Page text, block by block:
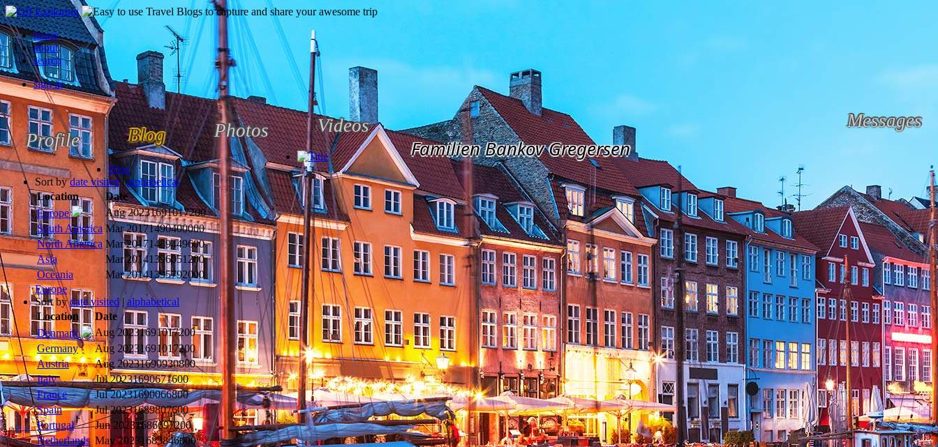
home
about
search
sign in
Profile Blog Photos Videos Messages
Familien Bankov Gregersen
Blog
Sort bydate visited | alphabetical
Location
Date
Europe
Aug 20231691017200
South America Mar 20171490400000
North America Mar 20171489449600
Asia
Mar 20141396051200
Oceania
Mar 20141395792000
Europe
Sort bydate visited | alphabetical
Location
Date
Denmark
Aug 20231691017200
Germany
Aug 20231691017200
Austria
Aug 20231690930800
Italy
Jul 20231690671600
France
Jul 20231690066800
Spain
Jul 20231689807600
Portugal
Jun 20231686697200
Netherlands May 2023 1683846000